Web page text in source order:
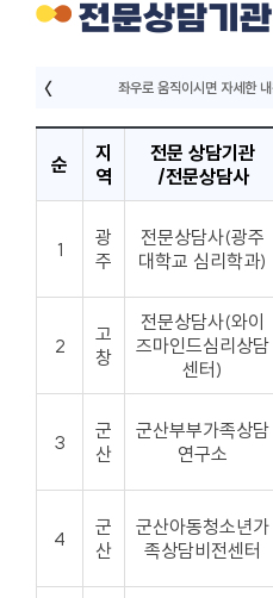
전문상담기관
순
지
역
전문 상담기관
/전문상담사
1
광
주
전문상담사(광주
대학교 심리학과)
2
고
창
전문상담사(와이
즈마인드심리상담
센터)
3
군
산
군산부부가족상담
연구소
4
군
산
군산아동청소년가
족상담비전센터